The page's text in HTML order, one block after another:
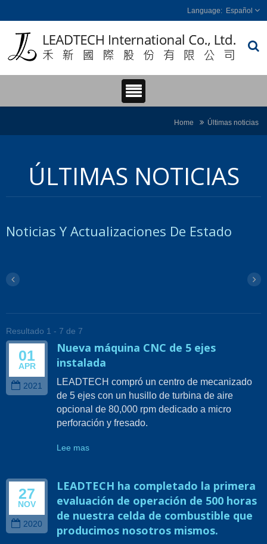
Español
Home Últimas noticias
ÚLTIMAS NOTICIAS
Noticias Y Actualizaciones De Estado
Resultado 1 - 7 de 7
01
APR
2021
Nueva máquina CNC de 5 ejes
instalada
LEADTECH compró un centro de mecanizado
de 5 ejes con un husillo de turbina de aire
opcional de 80,000 rpm dedicado a micro
perforación y fresado.
Lee mas
27
NOV
2020
LEADTECH ha completado la primera
evaluación de operación de 500 horas
de nuestra celda de combustible que
producimos nosotros mismos.